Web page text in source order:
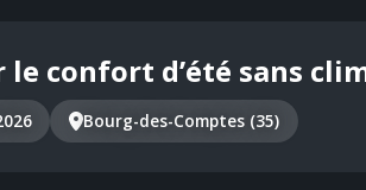
le confort d’été sans
Bourg-des-Comptes (35)